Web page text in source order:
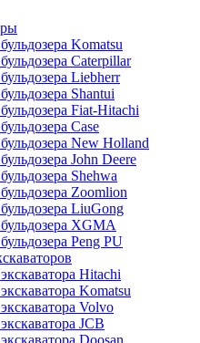
Komatsu
Caterpillar
Liebherr
Shantui
Fiat-Hitachi
Case
New Holland
John Deere
Shehwa
Zoomlion
LiuGong
XGMA
Peng PU
Hitachi
Komatsu
Volvo
JCB
Doosan